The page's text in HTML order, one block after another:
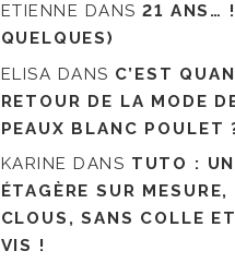
ETIENNE DANS21 ANS…
QUELQUES)
ELISA DANS C’EST
RETOUR DE LA MODE
PEAUX BLANC POULET
KARINE DANS TUTO :
ÉTAGÈRE SUR MESURE,
CLOUS, SANS COLLE
VIS !